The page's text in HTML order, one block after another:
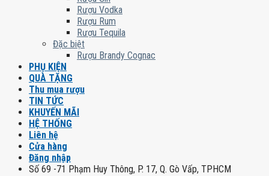
Rượu Vodka
Rượu Rum
Rượu Tequila
Đặc biệt
Rượu Brandy Cognac
PHỤ KIỆN
QUÀ TẶNG
Thu mua rượu
TIN TỨC
KHUYẾN MÃI
HỆ THỐNG
Liên hệ
Cửa hàng
Đăng nhập
Số 69 -71 Phạm Huy Thông, P. 17, Q. Gò Vấp, TPHCM